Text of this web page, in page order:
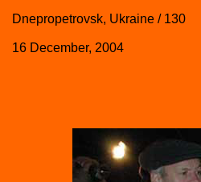
Dnepropetrovsk, Ukraine / 130
16 December, 2004